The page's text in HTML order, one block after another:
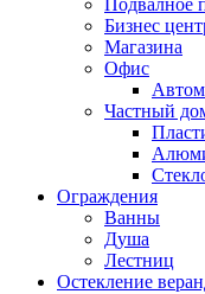
Подвалное
Бизнес
Магазина
Офис
Частный
Ограждения
Ванны
Душа
Лестниц
Остекление